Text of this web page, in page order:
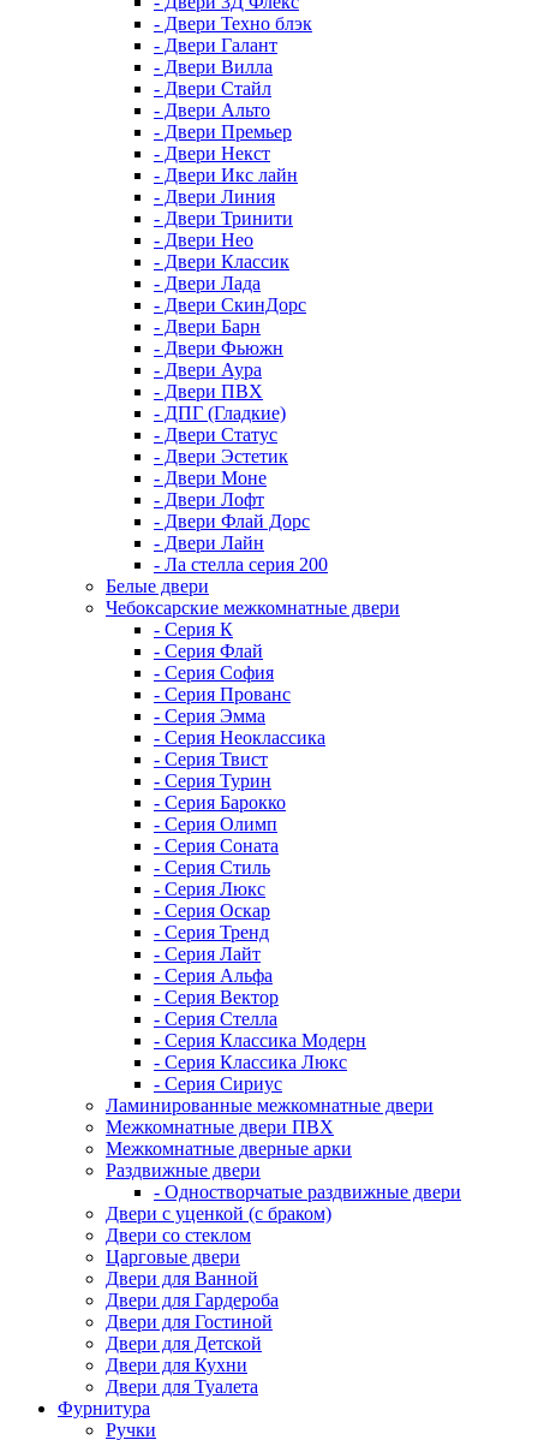
- Двери Техно блэк
- Двери Галант
- Двери Вилла
- Двери Стайл
- Двери Альто
- Двери Премьер
- Двери Некст
- Двери Икс лайн
- Двери Линия
- Двери Тринити
- Двери Нео
- Двери Классик
- Двери Лада
- Двери СкинДорс
- Двери Барн
- Двери Фьюжн
- Двери Аура
- Двери ПВХ
- ДПГ (Гладкие)
- Двери Статус
- Двери Эстетик
- Двери Моне
- Двери Лофт
- Двери Флай Дорс
- Двери Лайн
- Ла стелла серия 200
Белые двери
Чебоксарские межкомнатные двери
- Серия К
- Серия Флай
- Серия София
- Серия Прованс
- Серия Эмма
- Серия Неоклассика
- Серия Твист
- Серия Турин
- Серия Барокко
- Серия Олимп
- Серия Соната
- Серия Стиль
- Серия Люкс
- Серия Оскар
- Серия Тренд
- Серия Лайт
- Серия Альфа
- Серия Вектор
- Серия Стелла
- Серия Классика Модерн
- Серия Классика Люкс
- Серия Сириус
Ламинированные межкомнатные двери
Межкомнатные двери ПВХ
Межкомнатные дверные арки
Раздвижные двери
- Одностворчатые раздвижные двери
Двери с уценкой (с браком)
Двери со стеклом
Царговые двери
Двери для Ванной
Двери для Гардероба
Двери для Гостиной
Двери для Детской
Двери для Кухни
Двери для Туалета
Фурнитура
Ручки